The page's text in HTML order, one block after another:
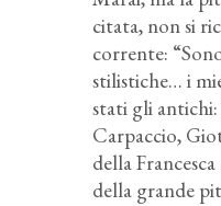
citata, non si
corrente:
stilistiche… i
stati gli
Carpaccio,
della
della grande